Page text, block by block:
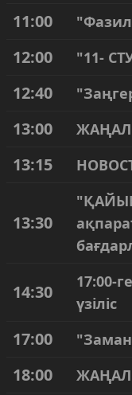
11:00
12:00 "11-
12:40
13:00
13:15
13:30
14:30
17:00-
үзіліс
17:00
18:00